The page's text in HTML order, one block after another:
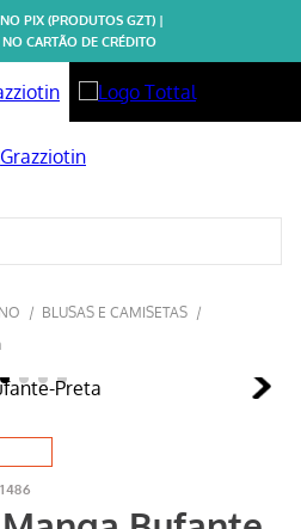
PIX (PRODUTOS GZT) |
CARTÃO DE CRÉDITO
BLUSAS E CAMISETAS